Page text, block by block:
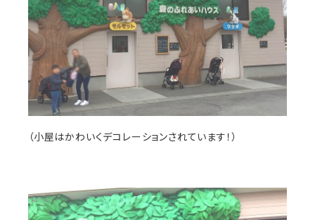
（小屋はかわいくデコレーションされています！）